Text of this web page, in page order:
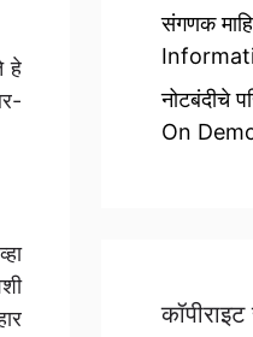
हे
संगणक
नोटबंदीचे
On
कॉपीराइट